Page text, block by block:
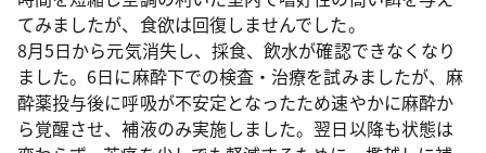
てみましたが、食欲は回復しませんでした。
8月5日から元気消失し、採食、飲水が確認できなくなり
ました。6日に麻酔下での検査・治療を試みましたが、麻
酔薬投与後に呼吸が不安定となったため速やかに麻酔か
ら覚醒させ、補液のみ実施しました。翌日以降も状態は